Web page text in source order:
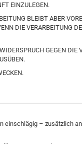
EINZULEGEN.
BLEIBT ABER
DIE VERARBEITUNG
GEGEN DIE
einschlägig – zusätzlich